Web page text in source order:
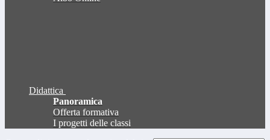
Didattica
Panoramica
Offerta formativa
I progetti delle classi